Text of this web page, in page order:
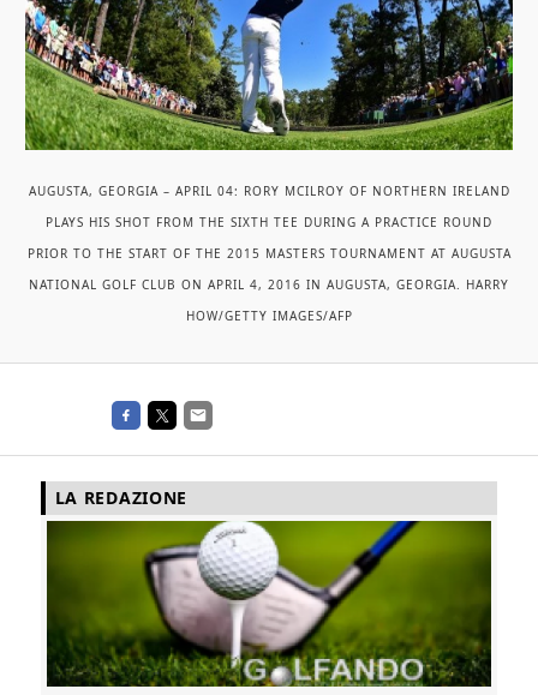
AUGUSTA, GEORGIA – APRIL 04: RORY MCILROY OF NORTHERN IRELAND
PLAYS HIS SHOT FROM THE SIXTH TEE DURING A PRACTICE ROUND
PRIOR TO THE START OF THE 2015 MASTERS TOURNAMENT AT AUGUSTA
NATIONAL GOLF CLUB ON APRIL 4, 2016 IN AUGUSTA, GEORGIA. HARRY
HOW/GETTY IMAGES/AFP
LA REDAZIONE